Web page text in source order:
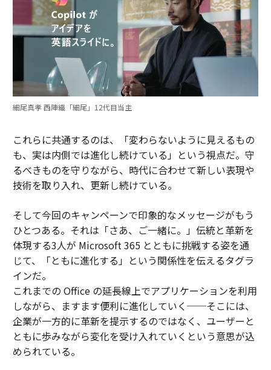
細尾真孝 西陣織「細尾」12代目当主
これらに共通するのは、「変わらないように見えるもの
も、実は内側では進化し続けている」という視点だ。守
るべきものを守りながら、時代に合わせて新しい表現や
技術を取り入れ、更新し続けている。
そして今回のキャンペーンで印象的なメッセージがもう
ひとつある。それは「さあ、ご一緒に。」伝統と革新を
体現する3人が Microsoft 365 とともに挑戦する姿を通
じて、「ともに進化する」という関係性を伝えるタグラ
インだ。
これまでの Office の延長線上でアプリケーションを利用
しながら、ますます便利に進化していく──そこには、
企業が一方的に革新を提示するのではなく、ユーザーと
ともに歩みながら変化を受け入れていくという意思が込
められている。